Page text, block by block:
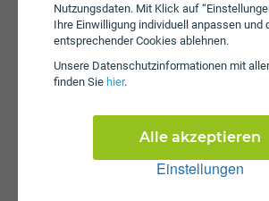
Nutzungsdaten. Mit Klick auf
Ihre Einwilligung individuell anpassen und
entsprechender Cookies ablehnen.
Unsere Daten­schutz­informationen mit
finden Sie hier.
Einstellungen
Alle akzeptieren
Die SIM-Karte zum Tarif National S ist
können nach Erhalt der Karte